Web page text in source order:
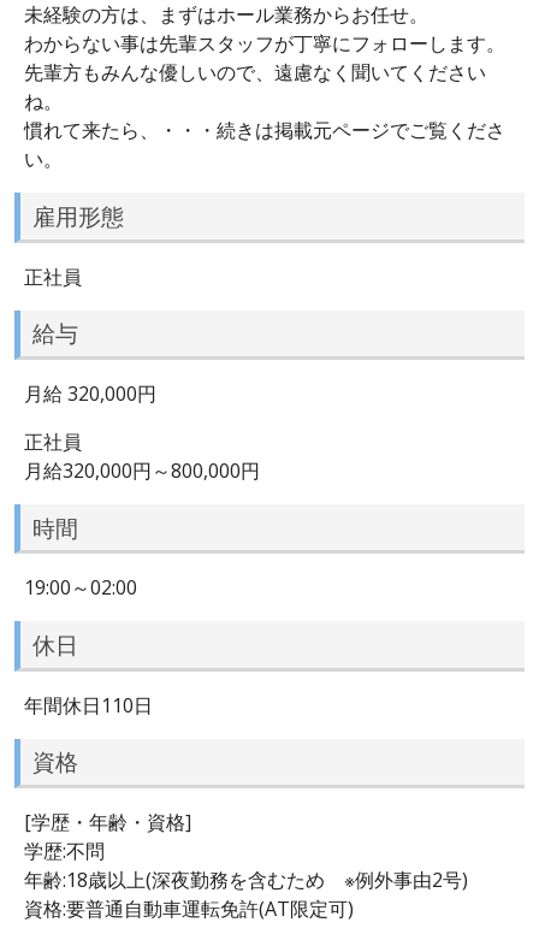
未経験の方は、まずはホール業務からお任せ。
わからない事は先輩スタッフが丁寧にフォローします。
先輩方もみんな優しいので、遠慮なく聞いてください
ね。
慣れて来たら、・・・続きは掲載元ページでご覧くださ
い。
雇用形態
正社員
給与
月給 320,000円
正社員
月給320,000円～800,000円
時間
19:00～02:00
休日
年間休日110日
資格
[学歴・年齢・資格]
学歴:不問
年齢:18歳以上(深夜勤務を含むため ※例外事由2号)
資格:要普通自動車運転免許(AT限定可)